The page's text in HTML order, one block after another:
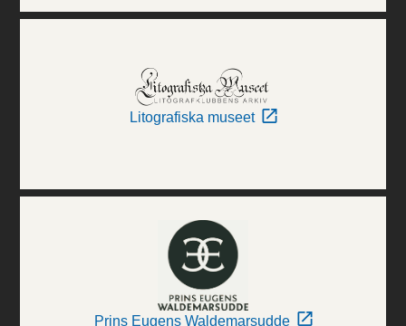
Litografiska museet
Prins Eugens Waldemarsudde